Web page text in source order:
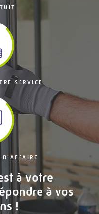
SERVICE
D'AFFAIRE
à votre
à vos
!